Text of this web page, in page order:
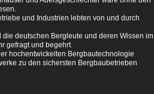
und Industrien lebten von und durch
die deutschen Bergleute und deren Wissen im
gefragt und begehrt.
hochentwickelten Bergbautechnologie
zu den sichersten Bergbaubetrieben